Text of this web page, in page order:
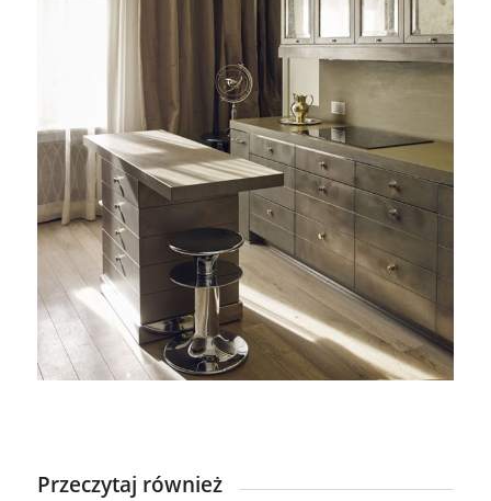
Przeczytaj również